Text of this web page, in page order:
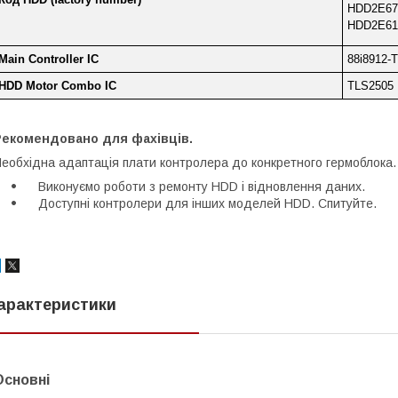
HDD2E67
HDD2E61
Controller IC
88i8912-
Motor Combo IC
TLS2505
для фахівців.
адаптація плати контролера до конкретного гермоблока.
Виконуємо роботи з ремонту HDD і відновлення даних.
Доступні контролери для інших моделей HDD. Спитуйте.